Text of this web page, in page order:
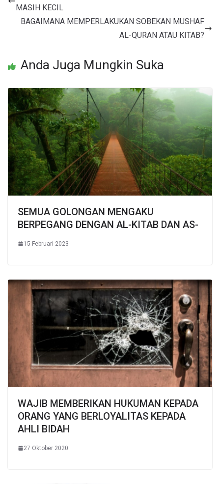
MASIH KECIL
BAGAIMANA MEMPERLAKUKAN SOBEKAN MUSHAF
AL-QURAN ATAU KITAB?
Anda Juga Mungkin Suka
SEMUA GOLONGAN MENGAKU
BERPEGANG DENGAN AL-KITAB DAN AS-
15 Februari 2023
WAJIB MEMBERIKAN HUKUMAN KEPADA
ORANG YANG BERLOYALITAS KEPADA
AHLI BIDAH
27 Oktober 2020